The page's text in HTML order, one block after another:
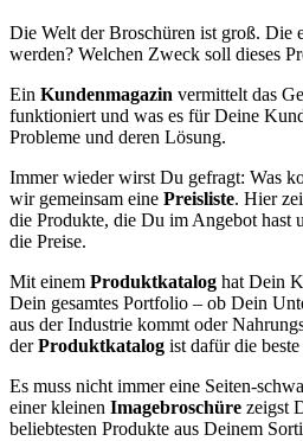
Die Welt der Broschüren ist groß. Die
werden? Welchen Zweck soll dieses
Ein Kundenmagazin vermittelt das
funktioniert und was es für Deine
Probleme und deren Lösung.
Immer wieder wirst Du gefragt: Was
wir gemeinsam eine Preisliste. Hier
die Produkte, die Du im Angebot hast
die Preise.
Mit einem Produktkatalog hat Dein
Dein gesamtes Portfolio – ob Dein
aus der Industrie kommt oder
derProduktkatalog ist dafür die
Es muss nicht immer eine Seiten-
einer kleinen Imagebroschüre zeigst
beliebtesten Produkte aus Deinem